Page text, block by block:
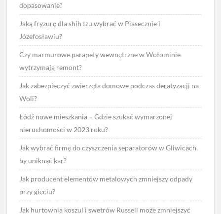
dopasowanie?
Jaką fryzurę dla shih tzu wybrać w Piasecznie i
Józefosławiu?
Czy marmurowe parapety wewnętrzne w Wołominie
wytrzymają remont?
Jak zabezpieczyć zwierzęta domowe podczas deratyzacji na
Woli?
Łódź nowe mieszkania – Gdzie szukać wymarzonej
nieruchomości w 2023 roku?
Jak wybrać firmę do czyszczenia separatorów w Gliwicach,
by uniknąć kar?
Jak producent elementów metalowych zmniejszy odpady
przy gięciu?
Jak hurtownia koszul i swetrów Russell może zmniejszyć